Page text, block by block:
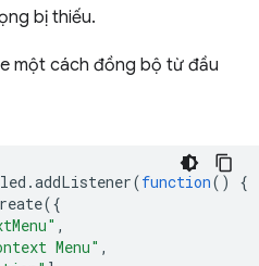
bị thiếu.
một cách đồng bộ từ đầu
.addListener(function()
{
({
,
Menu" ,